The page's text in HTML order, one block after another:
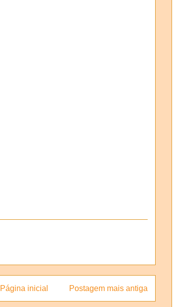
Postagem mais antiga
Página inicial